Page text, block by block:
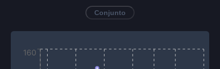
Conjunto
160